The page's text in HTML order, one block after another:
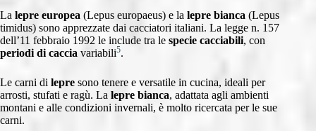
La lepre europea (Lepus europaeus) e la lepre bianca (Lepus
timidus) sono apprezzate dai cacciatori italiani. La legge n. 157
dell’11 febbraio 1992 le include tra le specie cacciabili, con
periodi di caccia variabili5.
Le carni di lepre sono tenere e versatile in cucina, ideali per
arrosti, stufati e ragù. La lepre bianca, adattata agli ambienti
montani e alle condizioni invernali, è molto ricercata per le sue
carni.